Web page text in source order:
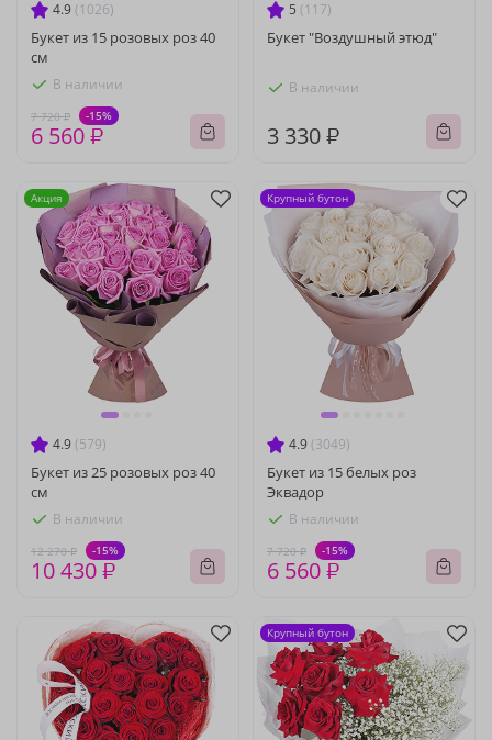
4.9 (1026)
Букет из 15 розовых роз 40
см
В наличии
7 720 ₽ -15%
6 560 ₽
5 (117)
Букет "Воздушный этюд"
В наличии
3 330 ₽
4.9 (579)
Букет из 25 розовых роз 40
см
В наличии
12 270 ₽ -15%
10 430 ₽
Акция
4.9 (3049)
Букет из 15 белых роз
Эквадор
В наличии
7 720 ₽ -15%
6 560 ₽
Крупный бутон
Крупный бутон